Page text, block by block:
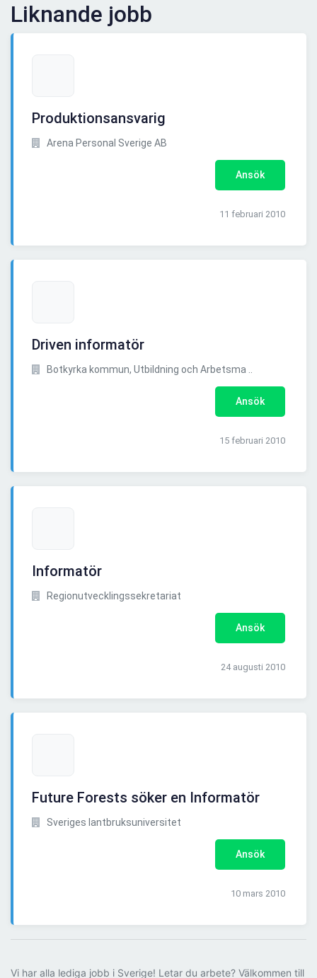
Liknande jobb
Produktionsansvarig
Arena Personal Sverige AB
Ansök
11 februari 2010
Driven informatör
Botkyrka kommun, Utbildning och Arbetsma ..
Ansök
15 februari 2010
Informatör
Regionutvecklingssekretariat
Ansök
24 augusti 2010
Future Forests söker en Informatör
Sveriges lantbruksuniversitet
Ansök
10 mars 2010
Vi har alla lediga jobb i Sverige! Letar du arbete? Välkommen till